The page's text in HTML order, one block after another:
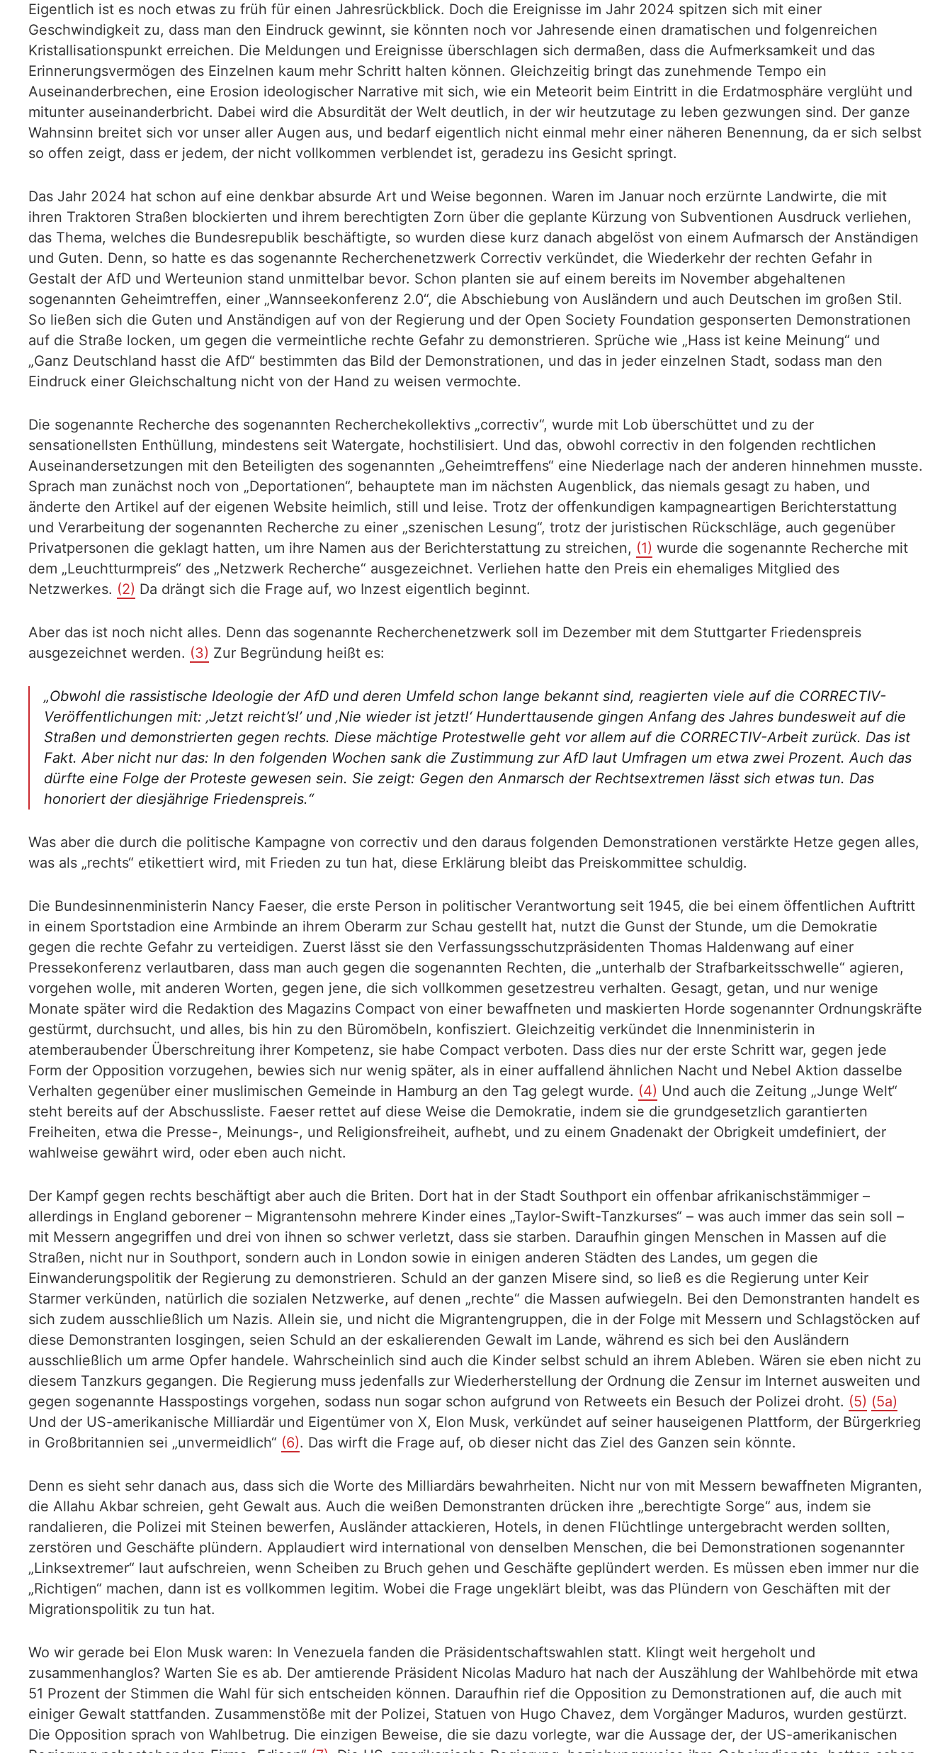
Eigentlich ist es noch etwas zu früh für einen Jahresrückblick. Doch die Ereignisse im Jahr 2024 spitzen sich mit einer
Geschwindigkeit zu, dass man den Eindruck gewinnt, sie könnten noch vor Jahresende einen dramatischen und folgenreichen
Kristallisationspunkt erreichen. Die Meldungen und Ereignisse überschlagen sich dermaßen, dass die Aufmerksamkeit und das
Erinnerungsvermögen des Einzelnen kaum mehr Schritt halten können. Gleichzeitig bringt das zunehmende Tempo ein
Auseinanderbrechen, eine Erosion ideologischer Narrative mit sich, wie ein Meteorit beim Eintritt in die Erdatmosphäre verglüht und
mitunter auseinanderbricht. Dabei wird die Absurdität der Welt deutlich, in der wir heutzutage zu leben gezwungen sind. Der ganze
Wahnsinn breitet sich vor unser aller Augen aus, und bedarf eigentlich nicht einmal mehr einer näheren Benennung, da er sich selbst
so offen zeigt, dass er jedem, der nicht vollkommen verblendet ist, geradezu ins Gesicht springt.
Das Jahr 2024 hat schon auf eine denkbar absurde Art und Weise begonnen. Waren im Januar noch erzürnte Landwirte, die mit
ihren Traktoren Straßen blockierten und ihrem berechtigten Zorn über die geplante Kürzung von Subventionen Ausdruck verliehen,
das Thema, welches die Bundesrepublik beschäftigte, so wurden diese kurz danach abgelöst von einem Aufmarsch der Anständigen
und Guten. Denn, so hatte es das sogenannte Recherchenetzwerk Correctiv verkündet, die Wiederkehr der rechten Gefahr in
Gestalt der AfD und Werteunion stand unmittelbar bevor. Schon planten sie auf einem bereits im November abgehaltenen
sogenannten Geheimtreffen, einer „Wannseekonferenz 2.0“, die Abschiebung von Ausländern und auch Deutschen im großen Stil.
So ließen sich die Guten und Anständigen auf von der Regierung und der Open Society Foundation gesponserten Demonstrationen
auf die Straße locken, um gegen die vermeintliche rechte Gefahr zu demonstrieren. Sprüche wie „Hass ist keine Meinung“ und
„Ganz Deutschland hasst die AfD“ bestimmten das Bild der Demonstrationen, und das in jeder einzelnen Stadt, sodass man den
Eindruck einer Gleichschaltung nicht von der Hand zu weisen vermochte.
Die sogenannte Recherche des sogenannten Recherchekollektivs „correctiv“, wurde mit Lob überschüttet und zu der
sensationellsten Enthüllung, mindestens seit Watergate, hochstilisiert. Und das, obwohl correctiv in den folgenden rechtlichen
Auseinandersetzungen mit den Beteiligten des sogenannten „Geheimtreffens“ eine Niederlage nach der anderen hinnehmen musste.
Sprach man zunächst noch von „Deportationen“, behauptete man im nächsten Augenblick, das niemals gesagt zu haben, und
änderte den Artikel auf der eigenen Website heimlich, still und leise. Trotz der offenkundigen kampagneartigen Berichterstattung
und Verarbeitung der sogenannten Recherche zu einer „szenischen Lesung“, trotz der juristischen Rückschläge, auch gegenüber
Privatpersonen die geklagt hatten, um ihre Namen aus der Berichterstattung zu streichen, (1) wurde die sogenannte Recherche mit
dem „Leuchtturmpreis“ des „Netzwerk Recherche“ ausgezeichnet. Verliehen hatte den Preis ein ehemaliges Mitglied des
Netzwerkes. (2) Da drängt sich die Frage auf, wo Inzest eigentlich beginnt.
Aber das ist noch nicht alles. Denn das sogenannte Recherchenetzwerk soll im Dezember mit dem Stuttgarter Friedenspreis
ausgezeichnet werden. (3) Zur Begründung heißt es:
„Obwohl die rassistische Ideologie der AfD und deren Umfeld schon lange bekannt sind, reagierten viele auf die CORRECTIV-
Veröffentlichungen mit: ‚Jetzt reicht’s!’ und ‚Nie wieder ist jetzt!‘ Hunderttausende gingen Anfang des Jahres bundesweit auf die
Straßen und demonstrierten gegen rechts. Diese mächtige Protestwelle geht vor allem auf die CORRECTIV-Arbeit zurück. Das ist
Fakt. Aber nicht nur das: In den folgenden Wochen sank die Zustimmung zur AfD laut Umfragen um etwa zwei Prozent. Auch das
dürfte eine Folge der Proteste gewesen sein. Sie zeigt: Gegen den Anmarsch der Rechtsextremen lässt sich etwas tun. Das
honoriert der diesjährige Friedenspreis.“
Was aber die durch die politische Kampagne von correctiv und den daraus folgenden Demonstrationen verstärkte Hetze gegen alles,
was als „rechts“ etikettiert wird, mit Frieden zu tun hat, diese Erklärung bleibt das Preiskommittee schuldig.
Die Bundesinnenministerin Nancy Faeser, die erste Person in politischer Verantwortung seit 1945, die bei einem öffentlichen Auftritt
in einem Sportstadion eine Armbinde an ihrem Oberarm zur Schau gestellt hat, nutzt die Gunst der Stunde, um die Demokratie
gegen die rechte Gefahr zu verteidigen. Zuerst lässt sie den Verfassungsschutzpräsidenten Thomas Haldenwang auf einer
Pressekonferenz verlautbaren, dass man auch gegen die sogenannten Rechten, die „unterhalb der Strafbarkeitsschwelle“ agieren,
vorgehen wolle, mit anderen Worten, gegen jene, die sich vollkommen gesetzestreu verhalten. Gesagt, getan, und nur wenige
Monate später wird die Redaktion des Magazins Compact von einer bewaffneten und maskierten Horde sogenannter Ordnungskräfte
gestürmt, durchsucht, und alles, bis hin zu den Büromöbeln, konfisziert. Gleichzeitig verkündet die Innenministerin in
atemberaubender Überschreitung ihrer Kompetenz, sie habe Compact verboten. Dass dies nur der erste Schritt war, gegen jede
Form der Opposition vorzugehen, bewies sich nur wenig später, als in einer auffallend ähnlichen Nacht und Nebel Aktion dasselbe
Verhalten gegenüber einer muslimischen Gemeinde in Hamburg an den Tag gelegt wurde. (4) Und auch die Zeitung „Junge Welt“
steht bereits auf der Abschussliste. Faeser rettet auf diese Weise die Demokratie, indem sie die grundgesetzlich garantierten
Freiheiten, etwa die Presse-, Meinungs-, und Religionsfreiheit, aufhebt, und zu einem Gnadenakt der Obrigkeit umdefiniert, der
wahlweise gewährt wird, oder eben auch nicht.
Der Kampf gegen rechts beschäftigt aber auch die Briten. Dort hat in der Stadt Southport ein offenbar afrikanischstämmiger –
allerdings in England geborener – Migrantensohn mehrere Kinder eines „Taylor-Swift-Tanzkurses“ – was auch immer das sein soll –
mit Messern angegriffen und drei von ihnen so schwer verletzt, dass sie starben. Daraufhin gingen Menschen in Massen auf die
Straßen, nicht nur in Southport, sondern auch in London sowie in einigen anderen Städten des Landes, um gegen die
Einwanderungspolitik der Regierung zu demonstrieren. Schuld an der ganzen Misere sind, so ließ es die Regierung unter Keir
Starmer verkünden, natürlich die sozialen Netzwerke, auf denen „rechte“ die Massen aufwiegeln. Bei den Demonstranten handelt es
sich zudem ausschließlich um Nazis. Allein sie, und nicht die Migrantengruppen, die in der Folge mit Messern und Schlagstöcken auf
diese Demonstranten losgingen, seien Schuld an der eskalierenden Gewalt im Lande, während es sich bei den Ausländern
ausschließlich um arme Opfer handele. Wahrscheinlich sind auch die Kinder selbst schuld an ihrem Ableben. Wären sie eben nicht zu
diesem Tanzkurs gegangen. Die Regierung muss jedenfalls zur Wiederherstellung der Ordnung die Zensur im Internet ausweiten und
gegen sogenannte Hasspostings vorgehen, sodass nun sogar schon aufgrund von Retweets ein Besuch der Polizei droht. (5) (5a)
Und der US-amerikanische Milliardär und Eigentümer von X, Elon Musk, verkündet auf seiner hauseigenen Plattform, der Bürgerkrieg
in Großbritannien sei „unvermeidlich“ (6). Das wirft die Frage auf, ob dieser nicht das Ziel des Ganzen sein könnte.
Denn es sieht sehr danach aus, dass sich die Worte des Milliardärs bewahrheiten. Nicht nur von mit Messern bewaffneten Migranten,
die Allahu Akbar schreien, geht Gewalt aus. Auch die weißen Demonstranten drücken ihre „berechtigte Sorge“ aus, indem sie
randalieren, die Polizei mit Steinen bewerfen, Ausländer attackieren, Hotels, in denen Flüchtlinge untergebracht werden sollten,
zerstören und Geschäfte plündern. Applaudiert wird international von denselben Menschen, die bei Demonstrationen sogenannter
„Linksextremer“ laut aufschreien, wenn Scheiben zu Bruch gehen und Geschäfte geplündert werden. Es müssen eben immer nur die
„Richtigen“ machen, dann ist es vollkommen legitim. Wobei die Frage ungeklärt bleibt, was das Plündern von Geschäften mit der
Migrationspolitik zu tun hat.
Wo wir gerade bei Elon Musk waren: In Venezuela fanden die Präsidentschaftswahlen statt. Klingt weit hergeholt und
zusammenhanglos? Warten Sie es ab. Der amtierende Präsident Nicolas Maduro hat nach der Auszählung der Wahlbehörde mit etwa
51 Prozent der Stimmen die Wahl für sich entscheiden können. Daraufhin rief die Opposition zu Demonstrationen auf, die auch mit
einiger Gewalt stattfanden. Zusammenstöße mit der Polizei, Statuen von Hugo Chavez, dem Vorgänger Maduros, wurden gestürzt.
Die Opposition sprach von Wahlbetrug. Die einzigen Beweise, die sie dazu vorlegte, war die Aussage der, der US-amerikanischen